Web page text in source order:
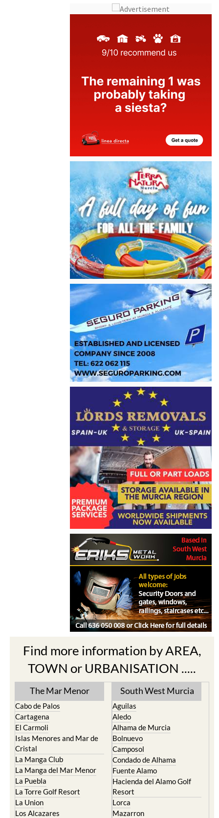
Find more information by AREA,
TOWN or URBANISATION .....
The Mar Menor
Cabo de Palos
Cartagena
El Carmoli
Islas Menores and Mar de
Cristal
La Manga Club
La Manga del Mar Menor
La Puebla
La Torre Golf Resort
La Union
Los Alcazares
South West Murcia
Aguilas
Aledo
Alhama de Murcia
Bolnuevo
Camposol
Condado de Alhama
Fuente Alamo
Hacienda del Alamo Golf
Resort
Lorca
Mazarron